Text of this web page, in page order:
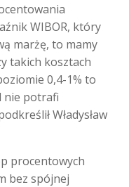
WIBOR, który
marżę, to mamy
takich kosztach
0,4-1% to
nie potrafi
Władysław
procentowych
bez spójnej